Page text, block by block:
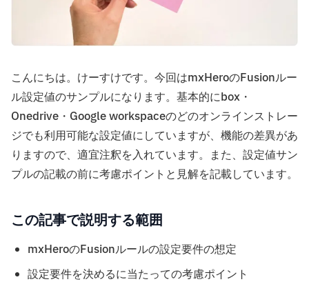
こんにちは。けーすけです。今回はmxHeroのFusionルー
ル設定値のサンプルになります。基本的にbox・
Onedrive・Google workspaceのどのオンラインストレー
ジでも利用可能な設定値にしていますが、機能の差異があ
りますので、適宜注釈を入れています。また、設定値サン
プルの記載の前に考慮ポイントと見解を記載しています。
この記事で説明する範囲
mxHeroのFusionルールの設定要件の想定
設定要件を決めるに当たっての考慮ポイント